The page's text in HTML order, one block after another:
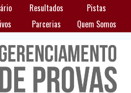
Resultados
Pistas
Parcerias Quem Somos